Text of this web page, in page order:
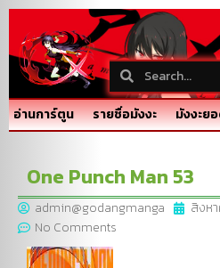
อ่านการ์ตูน รายชื่อมังงะ มังงะย
One Punch Man 53
admin@godangmanga
สิงห
No Comments